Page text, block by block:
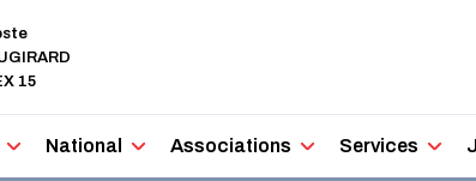
15
National Associations Services